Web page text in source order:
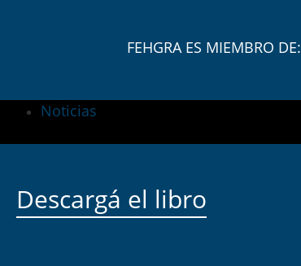
Noticias
FEHGRA ES MIEMBRO DE:
Descargá el libro